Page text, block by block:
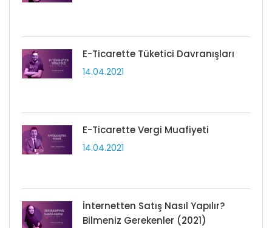
E-Ticarette Tüketici Davranışları
14.04.2021
E-Ticarette Vergi Muafiyeti
14.04.2021
İnternetten Satış Nasıl Yapılır?
Bilmeniz Gerekenler (2021)